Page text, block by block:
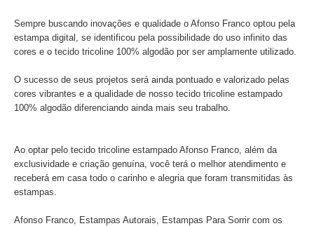
Sempre buscando inovações e qualidade o Afonso Franco optou pela
estampa digital, se identificou pela possibilidade do uso infinito das
cores e o tecido tricoline 100% algodão por ser amplamente utilizado.
O sucesso de seus projetos será ainda pontuado e valorizado pelas
cores vibrantes e a qualidade de nosso tecido tricoline estampado
100% algodão diferenciando ainda mais seu trabalho.
Ao optar pelo tecido tricoline estampado Afonso Franco, além da
exclusividade e criação genuína, você terá o melhor atendimento e
receberá em casa todo o carinho e alegria que foram transmitidas às
estampas.
Afonso Franco, Estampas Autorais, Estampas Para Sorrir com os